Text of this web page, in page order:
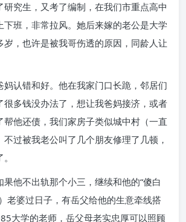
研究生，又考了编制，在我们市重点高中
下班，非常拉风。她后来嫁的老公是大学
岁，也许是被我哥伤透的原因，同龄人让
妈认错和好。他在我家门口长跪，邻居们
很多钱没办法了，想让我爸妈接济，或者
帮他还债，我们家房子类似城中村（一直
过被我老公叫了几个朋友修理了几顿，
他不出轨那个小三，继续和他的“傻白
老婆过日子，有岳父给他的生意牵线搭
大学的老师，岳父母老实忠厚可以照顾